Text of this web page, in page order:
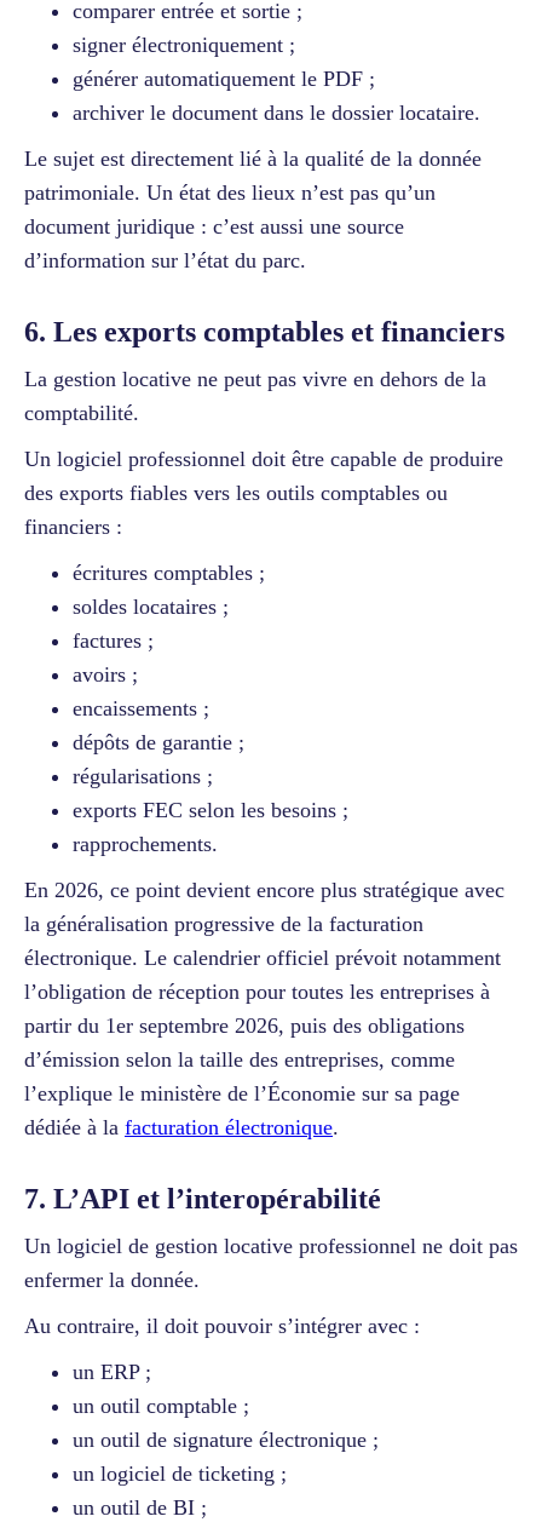
comparer entrée et sortie ;
signer électroniquement ;
générer automatiquement le PDF ;
archiver le document dans le dossier locataire.
Le sujet est directement lié à la qualité de la donnée
patrimoniale. Un état des lieux n’est pas qu’un
document juridique : c’est aussi une source
d’information sur l’état du parc.
6. Les exports comptables et financiers
La gestion locative ne peut pas vivre en dehors de la
comptabilité.
Un logiciel professionnel doit être capable de produire
des exports fiables vers les outils comptables ou
financiers :
écritures comptables ;
soldes locataires ;
factures ;
avoirs ;
encaissements ;
dépôts de garantie ;
régularisations ;
exports FEC selon les besoins ;
rapprochements.
En 2026, ce point devient encore plus stratégique avec
la généralisation progressive de la facturation
électronique. Le calendrier officiel prévoit notamment
l’obligation de réception pour toutes les entreprises à
partir du 1er septembre 2026, puis des obligations
d’émission selon la taille des entreprises, comme
l’explique le ministère de l’Économie sur sa page
dédiée à la facturation électronique.
7. L’API et l’interopérabilité
Un logiciel de gestion locative professionnel ne doit pas
enfermer la donnée.
Au contraire, il doit pouvoir s’intégrer avec :
un ERP ;
un outil comptable ;
un outil de signature électronique ;
un logiciel de ticketing ;
un outil de BI ;